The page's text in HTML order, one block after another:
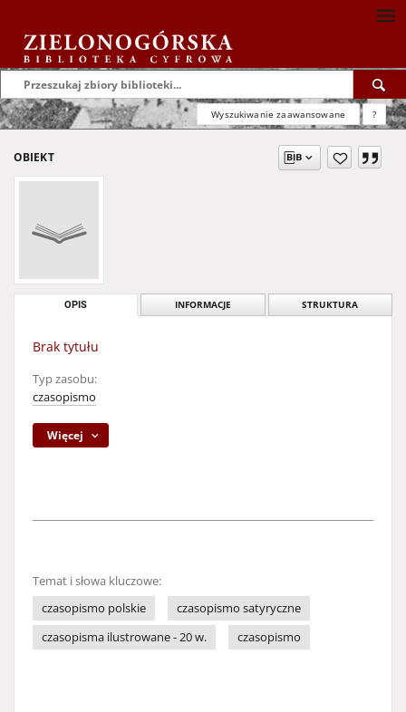
Wyszukiwanie zaawansowane ?
OBIEKT
OPIS INFORMACJE STRUKTURA
Brak tytułu
Typ zasobu:
czasopismo
Więcej
Temat i słowa kluczowe:
czasopismo polskie
czasopismo satyryczne
czasopisma ilustrowane - 20 w.
czasopismo